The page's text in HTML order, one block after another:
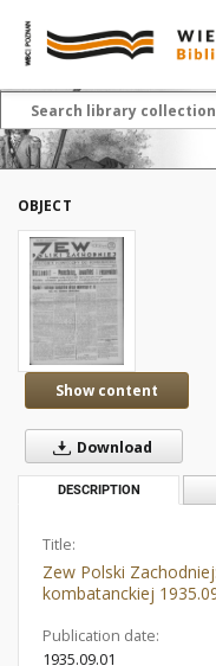
OBJECT
Show content
Download
DESCRIPTION
Title:
Zew Polski
kombatanckiej
Publication date:
1935.09.01